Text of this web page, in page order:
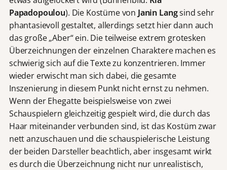
Papadopoulou). Die Kostüme von Janin Langsind sehr
phantasievoll gestaltet, allerdings setzt hier dann auch
das große „Aber“ ein. Die teilweise extrem grotesken
Überzeichnungen der einzelnen Charaktere machen es
schwierig sich auf die Texte zu konzentrieren. Immer
wieder erwischt man sich dabei, die gesamte
Inszenierung in diesem Punkt nicht ernst zu nehmen.
Wenn der Ehegatte beispielsweise von zwei
Schauspielern gleichzeitig gespielt wird, die durch das
Haar miteinander verbunden sind, ist das Kostüm zwar
nett anzuschauen und die schauspielerische Leistung
der beiden Darsteller beachtlich, aber insgesamt wirkt
es durch die Überzeichnung nicht nur unrealistisch,